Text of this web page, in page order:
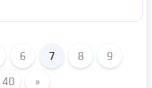
6 7 8 9
40 »